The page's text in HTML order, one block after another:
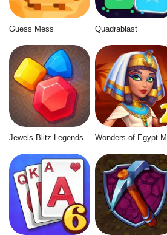
Guess Mess Quadrablast
Jewels Blitz Legends